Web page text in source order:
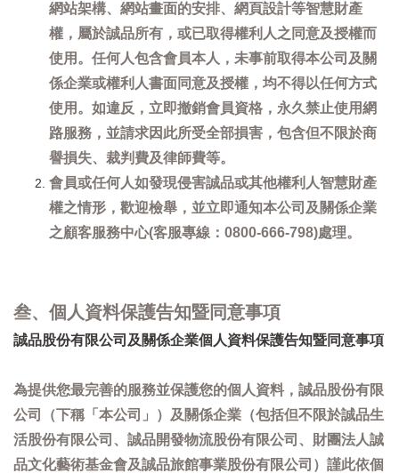
網站架構、網站畫面的安排、網頁設計等智慧財產
權，屬於誠品所有，或已取得權利人之同意及授權而
使用。任何人包含會員本人，未事前取得本公司及關
係企業或權利人書面同意及授權，均不得以任何方式
使用。如違反，立即撤銷會員資格，永久禁止使用網
路服務，並請求因此所受全部損害，包含但不限於商
譽損失、裁判費及律師費等。
會員或任何人如發現侵害誠品或其他權利人智慧財產
權之情形，歡迎檢舉，並立即通知本公司及關係企業
之顧客服務中心(客服專線：0800-666-798)處理。
叁、個人資料保護告知暨同意事項
誠品股份有限公司及關係企業個人資料保護告知暨同意事項
為提供您最完善的服務並保護您的個人資料，誠品股份有限
公司（下稱「本公司」）及關係企業（包括但不限於誠品生
活股份有限公司、誠品開發物流股份有限公司、財團法人誠
品文化藝術基金會及誠品旅館事業股份有限公司）謹此依個